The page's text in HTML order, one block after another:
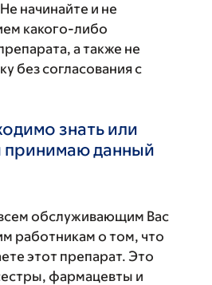
начинайте и не
какого-либо
а также не
без согласования с
знать или
принимаю данный
обслуживающим Вас
работникам о том, что
этот препарат. Это
фармацевты и